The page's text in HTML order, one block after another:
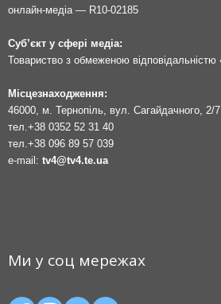
онлайн-медіа — R10-02185
Суб’єкт у сфері медіа:
Товариство з обмеженою відповідальністю
Місцезнаходження:
46000, м. Тернопіль, вул. Сагайдачного, 2/7
тел. +38 0352 52 31 40
тел. +38 096 89 57 039
e-mail: tv4@tv4.te.ua
Ми у соц мережах